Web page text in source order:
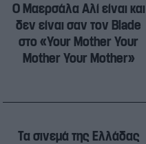
Ο Μαερσάλα Αλί είναι και
δεν είναι σαν τον Blade
στο «Your Mother Your
Mother Your Mother»
Τα σινεμά της Ελλάδας